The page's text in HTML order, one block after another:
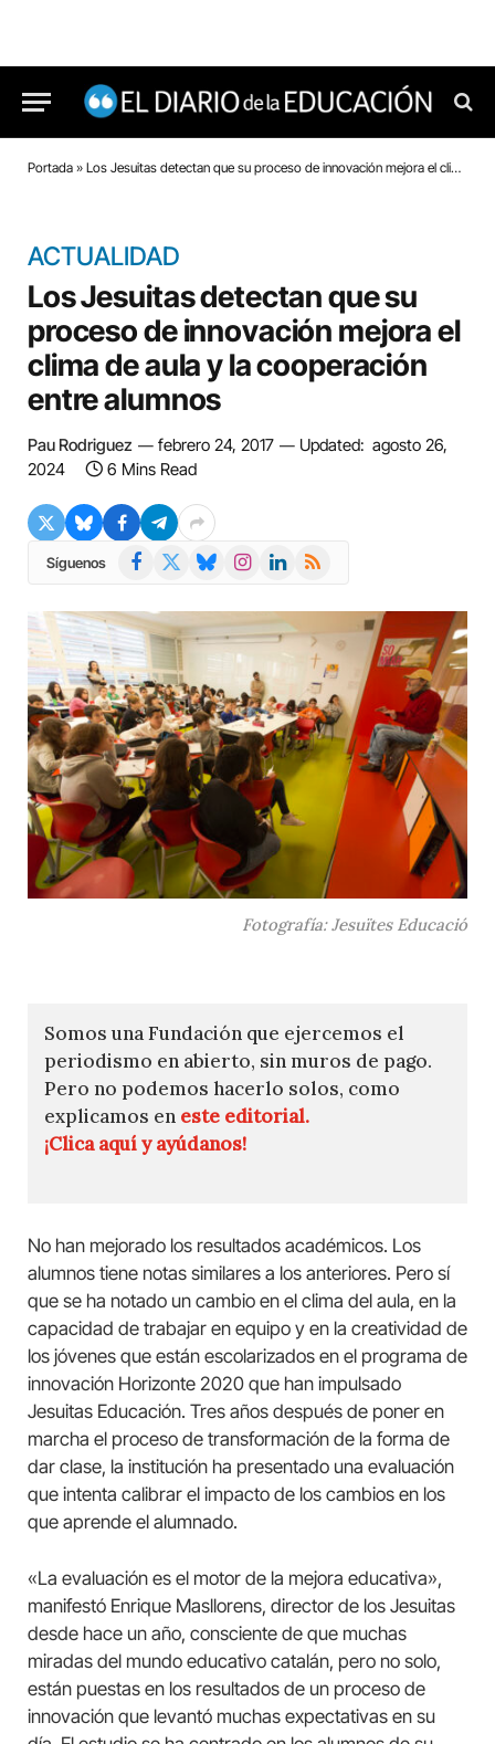
Portada » Los Jesuitas detectan que su proceso de innovación mejora el clima de aula y la cooperación entre alumnos
ACTUALIDAD
Los Jesuitas detectan que su
proceso de innovación mejora el
clima de aula y la cooperación
entre alumnos
Pau Rodriguez febrero 24, 2017 Updated: agosto 26,
2024
6 Mins Read
Síguenos Facebook BlueskyInstagramLinkedIn
RSS
Fotografía: Jesuïtes Educació
Somos una Fundación que ejercemos el
periodismo en abierto, sin muros de pago.
Pero no podemos hacerlo solos, como
explicamos en este editorial.
¡Clica aquí y ayúdanos!
No han mejorado los resultados académicos. Los
alumnos tiene notas similares a los anteriores. Pero sí
que se ha notado un cambio en el clima del aula, en la
capacidad de trabajar en equipo y en la creatividad de
los jóvenes que están escolarizados en el programa de
innovación Horizonte 2020 que han impulsado
Jesuitas Educación. Tres años después de poner en
marcha el proceso de transformación de la forma de
dar clase, la institución ha presentado una evaluación
que intenta calibrar el impacto de los cambios en los
que aprende el alumnado.
«La evaluación es el motor de la mejora educativa»,
manifestó Enrique Masllorens, director de los Jesuitas
desde hace un año, consciente de que muchas
miradas del mundo educativo catalán, pero no solo,
están puestas en los resultados de un proceso de
innovación que levantó muchas expectativas en su